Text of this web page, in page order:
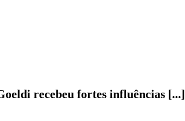
recebeu fortes influências [...]